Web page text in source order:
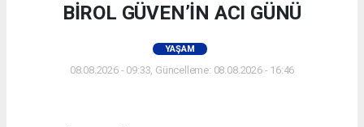
BİROL GÜVEN’İN ACI GÜNÜ
YAŞAM
08.08.2026 - 09:33, Güncelleme: 08.08.2026 - 16:46